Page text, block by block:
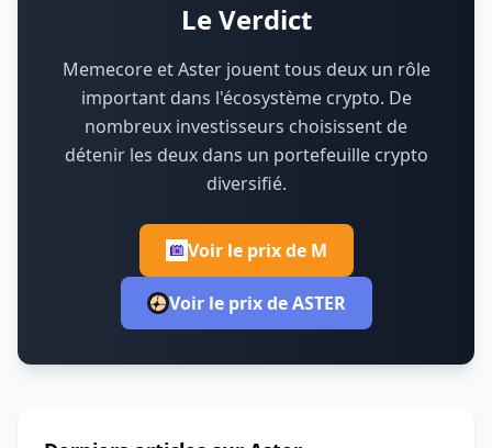
Le Verdict
Memecore et Aster jouent tous deux un rôle
important dans l'écosystème crypto. De
nombreux investisseurs choisissent de
détenir les deux dans un portefeuille crypto
diversifié.
Voir le prix de M
Voir le prix de ASTER